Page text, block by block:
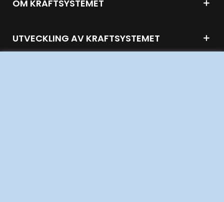
OM KRAFTSYSTEMET
UTVECKLING AV KRAFTSYSTEMET